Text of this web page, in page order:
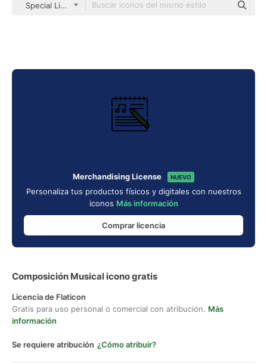
Special Lineal color
Merchandising License NUEVO
Personaliza tus productos físicos y digitales con nuestros
iconos Más información
Comprar licencia
Composición Musical icono gratis
Licencia de Flaticon
Gratis para uso personal o comercial con atribución. Más
información
Se requiere atribución ¿Cómo atribuir?